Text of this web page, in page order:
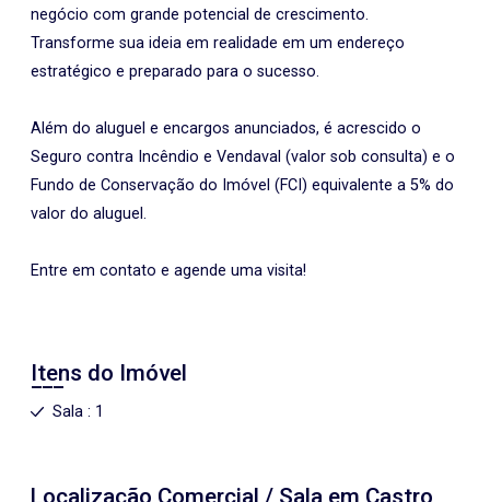
negócio com grande potencial de crescimento.
Transforme sua ideia em realidade em um endereço
estratégico e preparado para o sucesso.
Além do aluguel e encargos anunciados, é acrescido o
Seguro contra Incêndio e Vendaval (valor sob consulta) e o
Fundo de Conservação do Imóvel (FCI) equivalente a 5% do
valor do aluguel.
Entre em contato e agende uma visita!
Itens do Imóvel
Sala : 1
Localização Comercial / Sala em Castro